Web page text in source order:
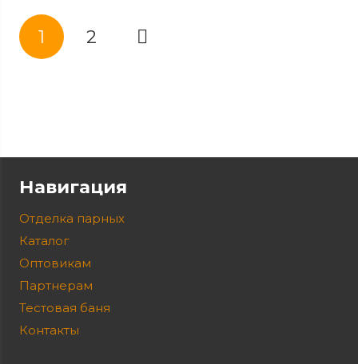
1 2
Навигация
Отделка парных
Каталог
Оптовикам
Партнерам
Тестовая баня
Контакты